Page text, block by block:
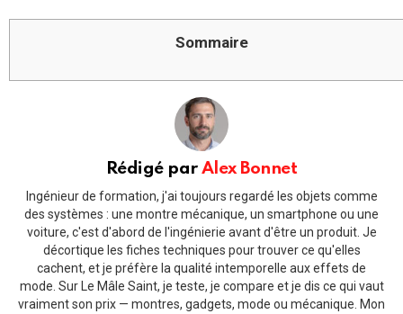
Sommaire
Rédigé par Alex Bonnet
Ingénieur de formation, j'ai toujours regardé les objets comme
des systèmes : une montre mécanique, un smartphone ou une
voiture, c'est d'abord de l'ingénierie avant d'être un produit. Je
décortique les fiches techniques pour trouver ce qu'elles
cachent, et je préfère la qualité intemporelle aux effets de
mode. Sur Le Mâle Saint, je teste, je compare et je dis ce qui vaut
vraiment son prix — montres, gadgets, mode ou mécanique. Mon